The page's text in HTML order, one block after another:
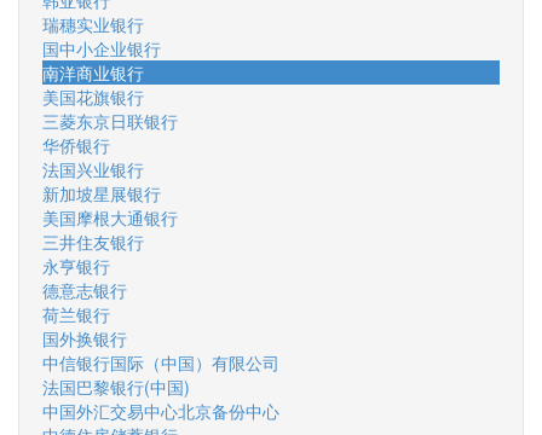
瑞穗实业银行
国中小企业银行
南洋商业银行
美国花旗银行
三菱东京日联银行
华侨银行
法国兴业银行
新加坡星展银行
美国摩根大通银行
三井住友银行
永亨银行
德意志银行
荷兰银行
国外换银行
中信银行国际（中国）有限公司
法国巴黎银行(中国)
中国外汇交易中心北京备份中心